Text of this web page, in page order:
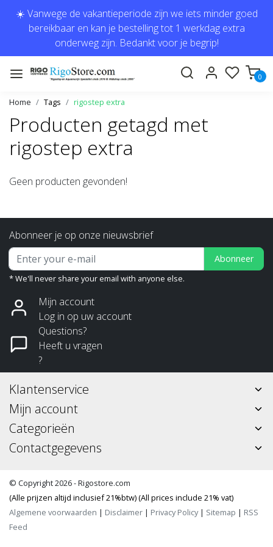
☀️ Vanwege de vakantieperiode zijn we iets minder goed
bereikbaar en kan je bestelling tot 1 werkdag extra
onderweg zijn. Bedankt voor je begrip!
0
Home Tags rigostep extra
Producten getagd met
rigostep extra
Geen producten gevonden!
Abonneer je op onze nieuwsbrief
Abonneer
* We'll never share your email with anyone else.
Mijn account
Log in op uw account
Questions?
Heeft u vragen
?
Klantenservice
Mijn account
Categorieën
Contactgegevens
© Copyright 2026 - Rigostore.com
(Alle prijzen altijd inclusief 21%btw) (All prices include 21% vat)
Algemene voorwaarden | Disclaimer | Privacy Policy| Sitemap | RSS
Feed